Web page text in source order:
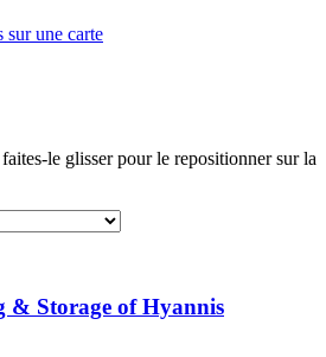
sur une carte
le glisser pour le repositionner sur la
& Storage of Hyannis